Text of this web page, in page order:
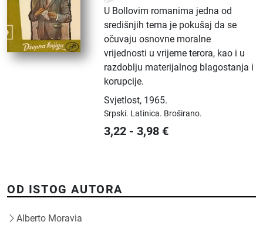
U Bollovim romanima jedna od
središnjih tema je pokušaj da se
očuvaju osnovne moralne
vrijednosti u vrijeme terora, kao i u
razdoblju materijalnog blagostanja i
korupcije.
Svjetlost, 1965.
Srpski. Latinica. Broširano.
3,22 -3,98 €
OD ISTOG AUTORA
Alberto Moravia